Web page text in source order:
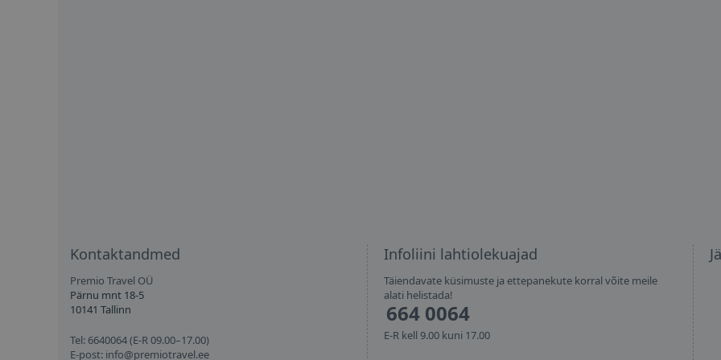
Kontaktandmed
Premio Travel OÜ
Pärnu mnt 18-5
10141 Tallinn
Tel: 6640064 (E-R 09.00–17.00)
E-post: info@premiotravel.ee
Infoliini lahtiolekuajad
Täiendavate küsimuste ja ettepanekute korral võite meile
alati helistada!
664 0064
E-R kell 9.00 kuni 17.00